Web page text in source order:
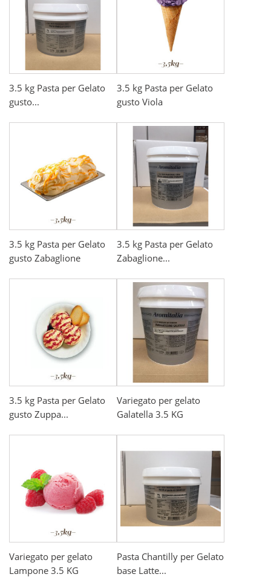
3.5 kg Pasta per Gelato
gusto...
3.5 kg Pasta per Gelato
gusto Viola
3.5 kg Pasta per Gelato
gusto Zabaglione
3.5 kg Pasta per Gelato
Zabaglione...
3.5 kg Pasta per Gelato
gusto Zuppa...
Variegato per gelato
Galatella 3.5 KG
Variegato per gelato
Lampone 3.5 KG
Pasta Chantilly per Gelato
base Latte...